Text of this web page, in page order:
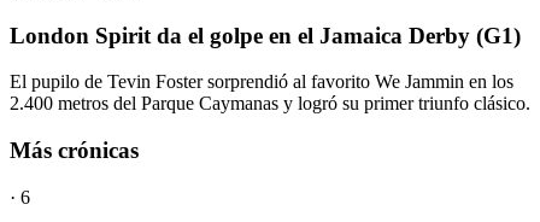
London Spirit da el golpe en el Jamaica Derby (G1)
El pupilo de Tevin Foster sorprendió al favorito We Jammin en los
2.400 metros del Parque Caymanas y logró su primer triunfo clásico.
Más crónicas
· 6